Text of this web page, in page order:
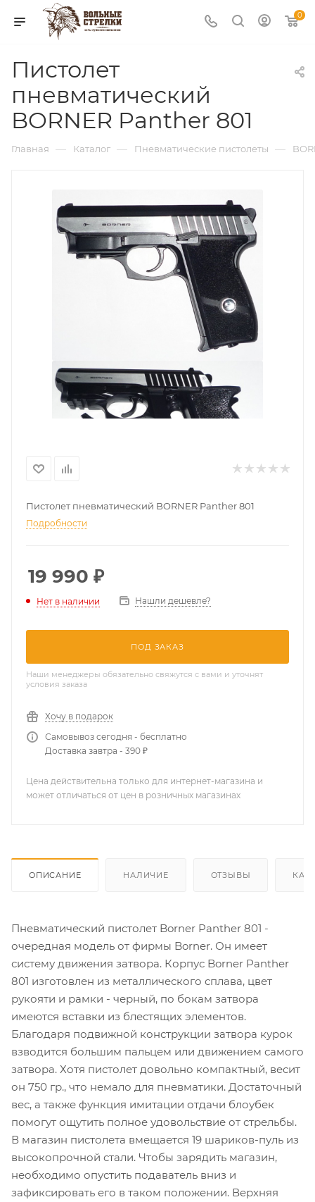
0
Пистолет
пневматический
BORNER Panther 801
Главная — Каталог — Пневматические пистолеты —
Пистолет пневматический BORNER Panther 801
Подробности
19 990 ₽
Нет в наличии Нашли дешевле?
ПОД ЗАКАЗ
Наши менеджеры обязательно свяжутся с вами и уточнят
условия заказа
Хочу в подарок
Самовывоз сегодня - бесплатно
Доставка завтра - 390 ₽
Цена действительна только для интернет-магазина и
может отличаться от цен в розничных магазинах
ОПИСАНИЕ НАЛИЧИЕ ОТЗЫВЫ КАК
Пневматический пистолет Borner Panther 801 -
очередная модель от фирмы Borner. Он имеет
систему движения затвора. Корпус Borner Panther
801 изготовлен из металлического сплава, цвет
рукояти и рамки - черный, по бокам затвора
имеются вставки из блестящих элементов.
Благодаря подвижной конструкции затвора курок
взводится большим пальцем или движением самого
затвора. Хотя пистолет довольно компактный, весит
он 750 гр., что немало для пневматики. Достаточный
вес, а также функция имитации отдачи блоубек
помогут ощутить полное удовольствие от стрельбы.
В магазин пистолета вмещается 19 шариков-пуль из
высокопрочной стали. Чтобы зарядить магазин,
необходимо опустить подаватель вниз и
зафиксировать его в таком положении. Верхняя